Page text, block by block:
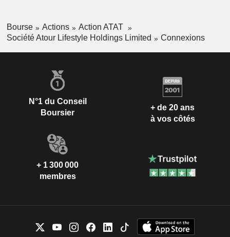
Bourse Actions
Action ATAT
Société Atour Lifestyle Holdings Limited
Connexions
N°1 du Conseil
Boursier
+ de 20 ans
à vos côtés
+ 1 300 000
membres